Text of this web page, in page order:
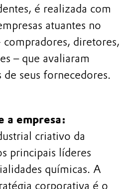
é realizada com
atuantes no
diretores,
– que avaliaram
seus fornecedores.
a empresa:
criativo da
principais líderes
químicas. A
corporativa é o